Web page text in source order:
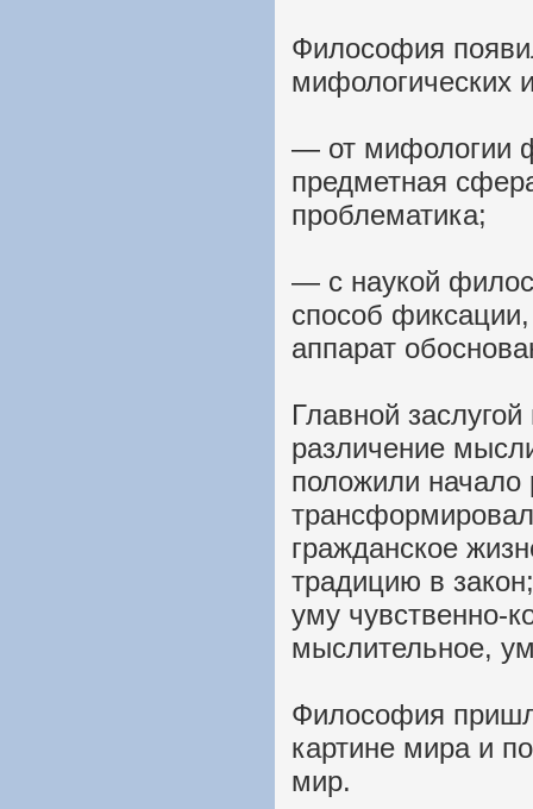
Философия
мифологических
— от мифологии
предметная
проблематика;
— с наукой
способ фиксации,
аппарат
Главной
различение
положили начало
гражданское
традицию в
уму чувственно-
мыслительное,
Философия
картине мира и
мир.